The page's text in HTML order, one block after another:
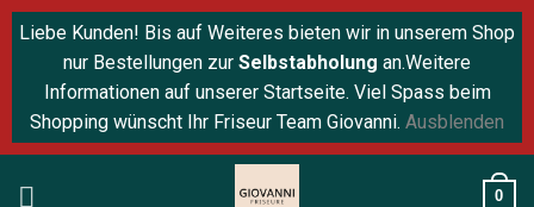
Liebe Kunden! Bis auf Weiteres bieten wir in unserem Shop
nur Bestellungen zur Selbstabholung an.Weitere
Informationen auf unserer Startseite. Viel Spass beim
Shopping wünscht Ihr Friseur Team Giovanni. Ausblenden
0